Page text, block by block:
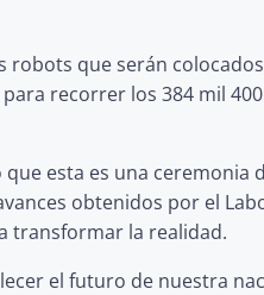
que serán
recorrer los 384 mil
esta es una ceremonia
obtenidos por el
transformar la realidad.
el futuro de nuestra